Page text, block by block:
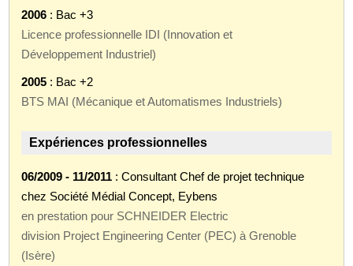
2006 : Bac +3
Licence professionnelle IDI (Innovation et
Développement Industriel)
2005 : Bac +2
BTS MAI (Mécanique et Automatismes Industriels)
Expériences professionnelles
06/2009 - 11/2011 : Consultant Chef de projet technique
chez Société Médial Concept, Eybens
en prestation pour SCHNEIDER Electric
division Project Engineering Center (PEC) à Grenoble
(Isère)